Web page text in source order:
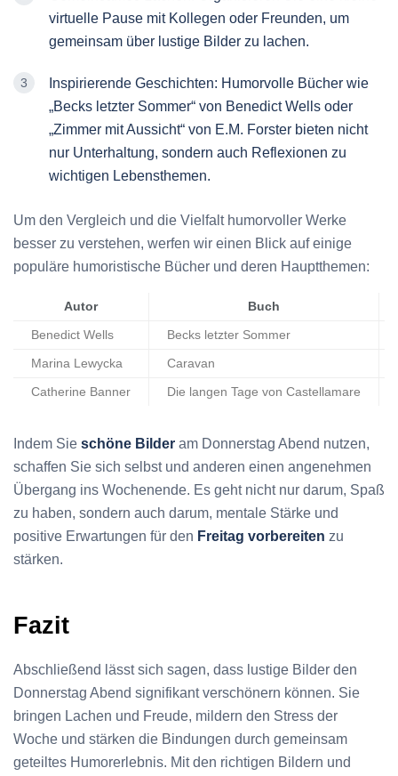
virtuelle Pause mit Kollegen oder Freunden, um
gemeinsam über lustige Bilder zu lachen.
Inspirierende Geschichten: Humorvolle Bücher wie
„Becks letzter Sommer“ von Benedict Wells oder
„Zimmer mit Aussicht“ von E.M. Forster bieten nicht
nur Unterhaltung, sondern auch Reflexionen zu
wichtigen Lebensthemen.
Um den Vergleich und die Vielfalt humorvoller Werke
besser zu verstehen, werfen wir einen Blick auf einige
populäre humoristische Bücher und deren Hauptthemen:
Autor Buch
Benedict Wells Becks letzter Sommer
Marina Lewycka Caravan
Catherine Banner Die langen Tage von Castellamare
Indem Sie schöne Bilder am Donnerstag Abend nutzen,
schaffen Sie sich selbst und anderen einen angenehmen
Übergang ins Wochenende. Es geht nicht nur darum, Spaß
zu haben, sondern auch darum, mentale Stärke und
positive Erwartungen für den Freitag vorbereiten zu
stärken.
Fazit
Abschließend lässt sich sagen, dass lustige Bilder den
Donnerstag Abend signifikant verschönern können. Sie
bringen Lachen und Freude, mildern den Stress der
Woche und stärken die Bindungen durch gemeinsam
geteiltes Humorerlebnis. Mit den richtigen Bildern und